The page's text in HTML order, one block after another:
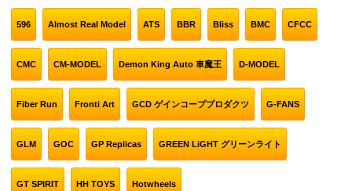
596 Almost Real Model ATS BBR Bliss BMC CFCC
CMC CM-MODEL Demon King Auto 車魔王 D-MODEL
Fiber Run Fronti Art GCD ゲインコーププロダクツ G-FANS
GLM GOC GP Replicas GREEN LiGHT グリーンライト
GT SPIRIT HH TOYS Hotwheels